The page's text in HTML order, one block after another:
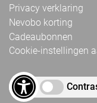
Privacy verklaring
Nevobo korting
Cadeaubonnen
Cookie-instellingen